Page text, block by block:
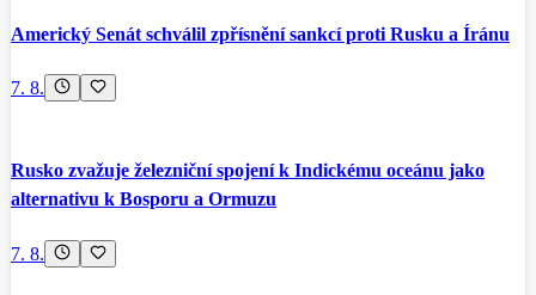
Americký Senát schválil zpřísnění sankcí proti Rusku a Íránu
7. 8.
Rusko zvažuje železniční spojení k Indickému oceánu jako
alternativu k Bosporu a Ormuzu
7. 8.